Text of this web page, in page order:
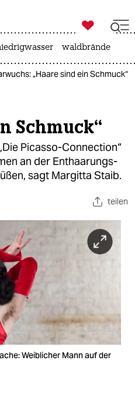
ich

taz zahl ich
waldbrände
„Haare sind ein Schmuck“
Schmuck“
Picasso-Connection“
an der Enthaarungs-
sagt Margitta Staib.
teilen
Weiblicher Mann auf der